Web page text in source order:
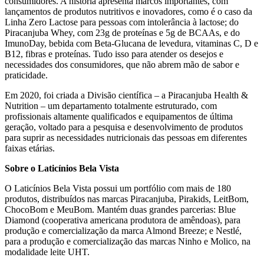
lançamentos de produtos nutritivos e inovadores, como é o caso da
Linha Zero Lactose para pessoas com intolerância à lactose; do
Piracanjuba Whey, com 23g de proteínas e 5g de BCAAs, e do
ImunoDay, bebida com Beta-Glucana de levedura, vitaminas C, D e
B12, fibras e proteínas. Tudo isso para atender os desejos e
necessidades dos consumidores, que não abrem mão de sabor e
praticidade.
Em 2020, foi criada a Divisão científica – a Piracanjuba Health &
Nutrition – um departamento totalmente estruturado, com
profissionais altamente qualificados e equipamentos de última
geração, voltado para a pesquisa e desenvolvimento de produtos
para suprir as necessidades nutricionais das pessoas em diferentes
faixas etárias.
Sobre o Laticínios Bela Vista
O Laticínios Bela Vista possui um portfólio com mais de 180
produtos, distribuídos nas marcas Piracanjuba, Pirakids, LeitBom,
ChocoBom e MeuBom. Mantém duas grandes parcerias: Blue
Diamond (cooperativa americana produtora de amêndoas), para
produção e comercialização da marca Almond Breeze; e Nestlé,
para a produção e comercialização das marcas Ninho e Molico, na
modalidade leite UHT.